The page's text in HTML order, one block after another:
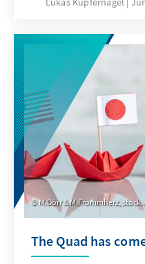
letzten Jahren gehörig
das algerische
Jahr früher als
sind Trends und auf
sich Europa und
M.Dörr & M.Frommherz,
The Quad has